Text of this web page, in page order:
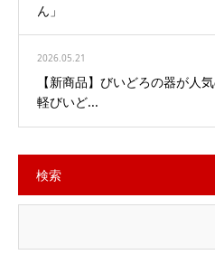
ん」
2026.05.21
【新商品】びいどろの器が人
軽びいど...
検索